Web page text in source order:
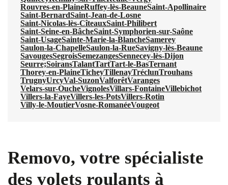
Rouvres-en-PlaineRuffey-lès-BeauneSaint-Apollinaire
Saint-BernardSaint-Jean-de-Losne
Saint-Nicolas-lès-CîteauxSaint-Philibert
Saint-Seine-en-BâcheSaint-Symphorien-sur-Saône
Saint-UsageSainte-Marie-la-BlancheSamerey
Saulon-la-ChapelleSaulon-la-RueSavigny-lès-Beaune
SavougesSegroisSemezangesSennecey-lès-Dijon
Seurre;SoiransTalantTartTart-le-BasTernant
Thorey-en-PlaineTicheyTillenayTréclunTrouhans
TrugnyUrcyVal-SuzonValforêtVaranges
Velars-sur-OucheVignolesVillars-FontaineVillebichot
Villers-la-FayeVillers-les-PotsVillers-Rotin
Villy-le-MoutierVosne-RomanéeVougeot
Removo, votre spécialiste
des volets roulants à